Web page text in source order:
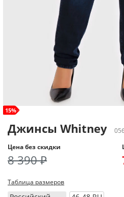
size+
15%
Джинсы Whitney
Цена без скидки
8 390 ₽
Таблица размеров